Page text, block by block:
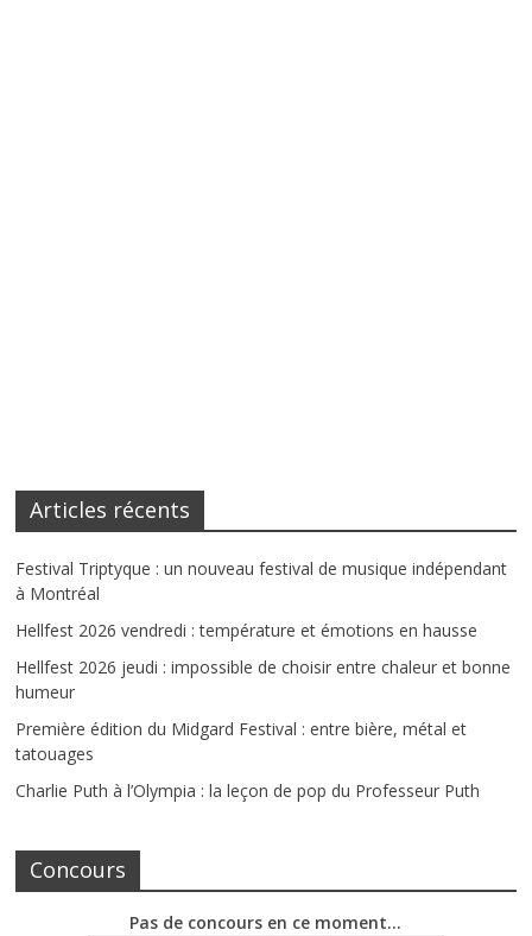
Articles récents
Festival Triptyque : un nouveau festival de musique indépendant
à Montréal
Hellfest 2026 vendredi : température et émotions en hausse
Hellfest 2026 jeudi : impossible de choisir entre chaleur et bonne
humeur
Première édition du Midgard Festival : entre bière, métal et
tatouages
Charlie Puth à l’Olympia : la leçon de pop du Professeur Puth
Concours
Pas de concours en ce moment…